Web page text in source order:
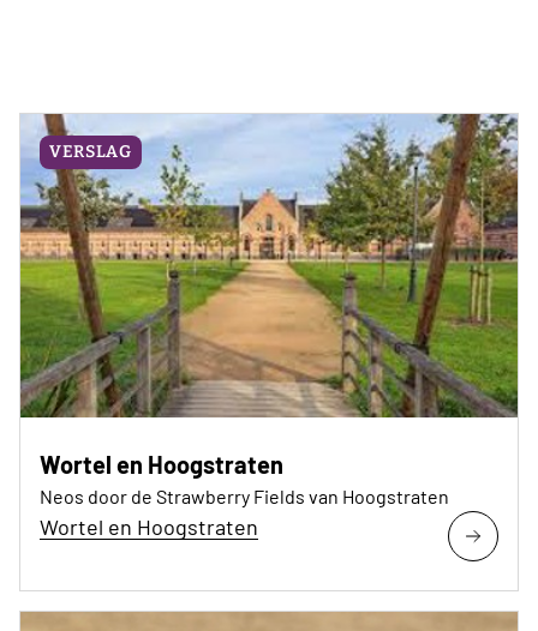
VERSLAG
Wortel en Hoogstraten
Neos door de Strawberry Fields van Hoogstraten
Wortel en Hoogstraten